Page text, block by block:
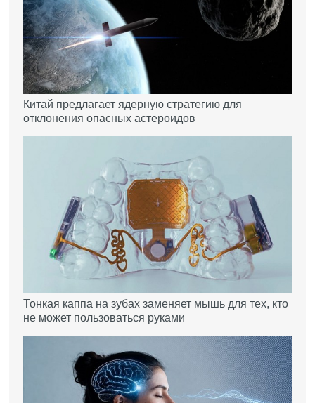
Китай предлагает ядерную стратегию для
отклонения опасных астероидов
Тонкая каппа на зубах заменяет мышь для тех, кто
не может пользоваться руками